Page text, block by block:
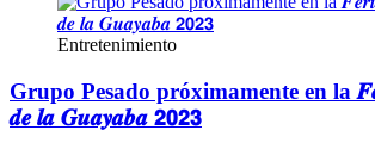
Entretenimiento
Grupo Pesado próximamente en la
𝒅𝒆 𝒍𝒂 𝑮𝒖𝒂𝒚𝒂𝒃𝒂 𝟮𝟬𝟮𝟯